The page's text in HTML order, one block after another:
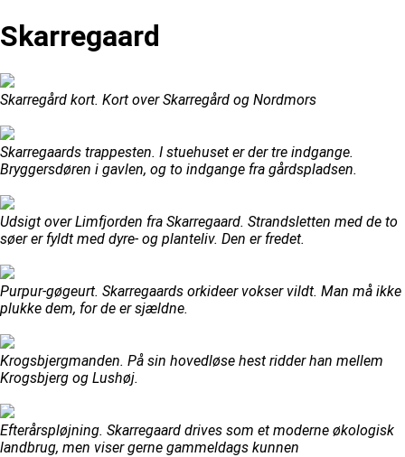
Skarregaard
Skarregård kort. Kort over Skarregård og Nordmors
Skarregaards trappesten. I stuehuset er der tre indgange.
Bryggersdøren i gavlen, og to indgange fra gårdspladsen.
Udsigt over Limfjorden fra Skarregaard. Strandsletten med de to
søer er fyldt med dyre- og planteliv. Den er fredet.
Purpur-gøgeurt. Skarregaards orkideer vokser vildt. Man må ikke
plukke dem, for de er sjældne.
Krogsbjergmanden. På sin hovedløse hest ridder han mellem
Krogsbjerg og Lushøj.
Efterårspløjning. Skarregaard drives som et moderne økologisk
landbrug, men viser gerne gammeldags kunnen